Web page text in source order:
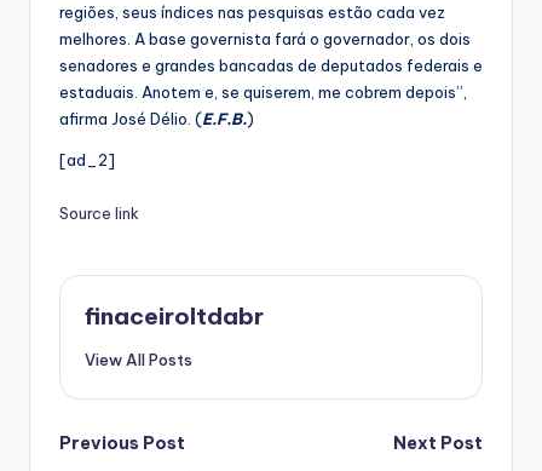
regiões, seus índices nas pesquisas estão cada vez
melhores. A base governista fará o governador, os dois
senadores e grandes bancadas de deputados federais e
estaduais. Anotem e, se quiserem, me cobrem depois”,
afirma José Délio. (E.F.B.)
[ad_2]
Source link
finaceiroltdabr
View All Posts
Post
Previous Post
Next Post